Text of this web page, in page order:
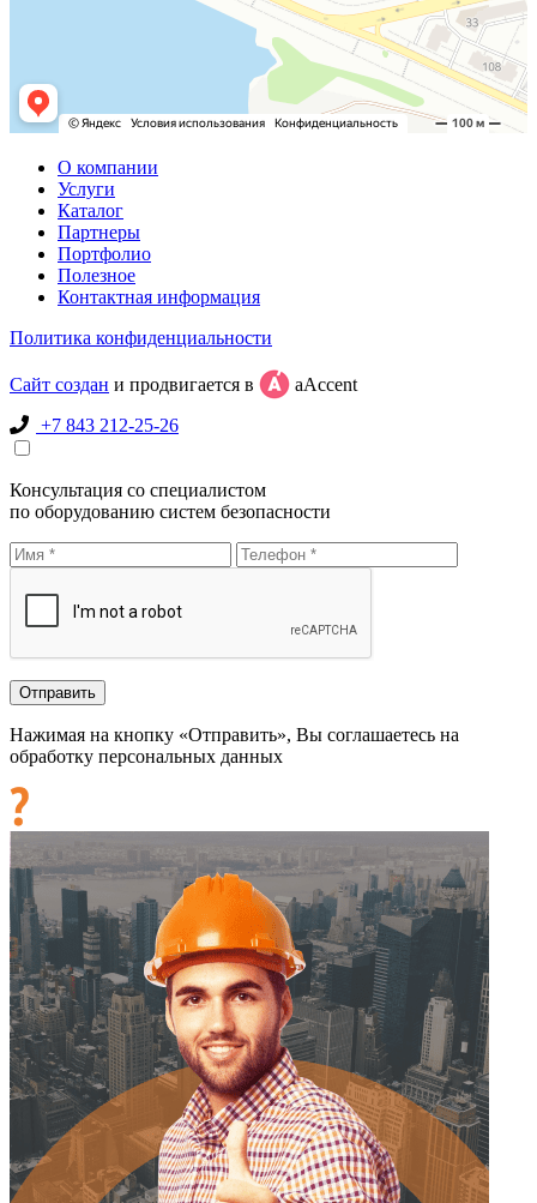
О компании
Услуги
Каталог
Партнеры
Портфолио
Полезное
Контактная информация
Политика конфиденциальности
Сайт создан и продвигается в
aAccent
+7 843 212-25-26
Консультация со специалистом
по оборудованию систем безопасности
Нажимая на кнопку «Отправить», Вы соглашаетесь на
обработку персональных данных